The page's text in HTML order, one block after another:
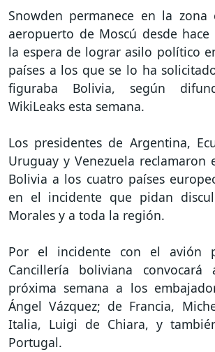
Snowden permanece en la
aeropuerto de Moscú desde hace
la espera de lograr asilo político
países a los que se lo ha
figuraba Bolivia, según
WikiLeaks esta semana.
Los presidentes de Argentina,
Uruguay y Venezuela reclamaron
Bolivia a los cuatro países
en el incidente que pidan
Morales y a toda la región.
Por el incidente con el avión
Cancillería boliviana
próxima semana a los
Ángel Vázquez; de Francia,
Italia, Luigi de Chiara, y
Portugal.